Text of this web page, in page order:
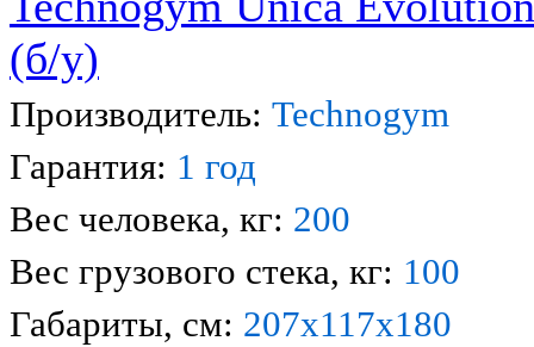
Производитель: Technogym
Гарантия: 1 год
Вес человека, кг: 200
Вес грузового стека, кг: 100
Габариты, см: 207х117х180